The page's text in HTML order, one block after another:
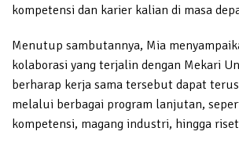
kompetensi dan karier kalian di masa
Menutup sambutannya, Mia
kolaborasi yang terjalin dengan Mekari
berharap kerja sama tersebut dapat
melalui berbagai program lanjutan,
kompetensi, magang industri, hingga